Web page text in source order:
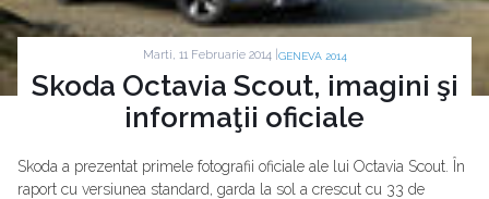
Marti, 11 Februarie 2014 | GENEVA 2014
Skoda Octavia Scout, imagini şi
informaţii oficiale
Skoda a prezentat primele fotografii oficiale ale lui Octavia Scout. În
raport cu versiunea standard, garda la sol a crescut cu 33 de